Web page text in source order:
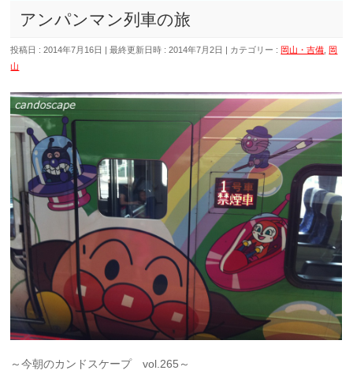
アンパンマン列車の旅
投稿日 : 2014年7月16日 最終更新日時 : 2014年7月2日 カテゴリー : 岡山・吉備 岡
山
～今朝のカンドスケープ vol.265～